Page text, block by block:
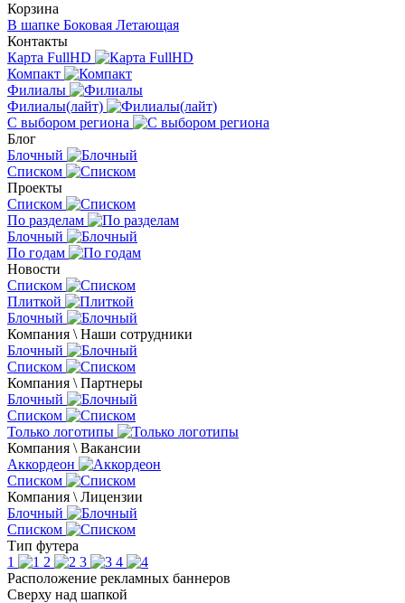
Корзина
В шапке Боковая Летающая
Контакты
Карта FullHD
Компакт
Филиалы
Филиалы(лайт)
С выбором региона
Блог
Блочный
Списком
Проекты
Списком
По разделам
Блочный
По годам
Новости
Списком
Плиткой
Блочный
Компания \ Наши сотрудники
Блочный
Списком
Компания \ Партнеры
Блочный
Списком
Только логотипы
Компания \ Вакансии
Аккордеон
Списком
Компания \ Лицензии
Блочный
Списком
Тип футера
1
2 3
4
Расположение рекламных баннеров
Сверху над шапкой